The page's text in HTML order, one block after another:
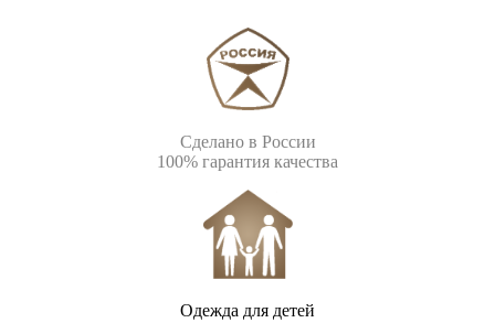
Сделано в России
100% гарантия качества
Одежда для детей